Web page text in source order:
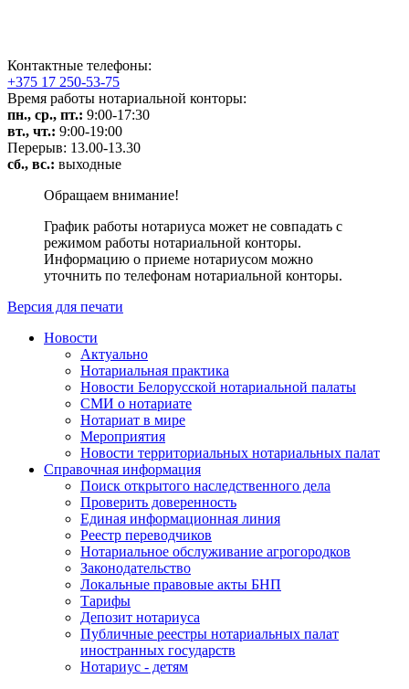
Контактные телефоны:
+375 17 250-53-75
Время работы нотариальной конторы:
пн., ср., пт.: 9:00-17:30
вт., чт.: 9:00-19:00
Перерыв: 13.00-13.30
сб., вс.: выходные
Обращаем внимание!
График работы нотариуса может не совпадать с
режимом работы нотариальной конторы.
Информацию о приеме нотариусом можно
уточнить по телефонам нотариальной конторы.
Версия для печати
Новости
Актуально
Нотариальная практика
Новости Белорусской нотариальной палаты
СМИ о нотариате
Нотариат в мире
Мероприятия
Новости территориальных нотариальных палат
Справочная информация
Поиск открытого наследственного дела
Проверить доверенность
Единая информационная линия
Реестр переводчиков
Нотариальное обслуживание агрогородков
Законодательство
Локальные правовые акты БНП
Тарифы
Депозит нотариуса
Публичные реестры нотариальных палат
иностранных государств
Нотариус - детям